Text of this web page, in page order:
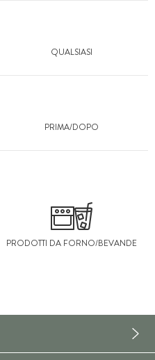
QUALSIASI
PRIMA/DOPO
PRODOTTI DA FORNO/BEVANDE